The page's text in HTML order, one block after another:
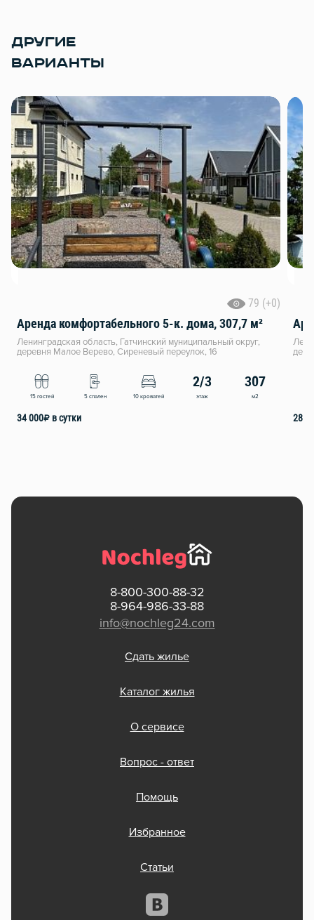
ДРУГИЕ
ВАРИАНТЫ
79 (+0)
Аренда комфортабельного 5-к. дома, 307,7 м²
Ленинградская область, Гатчинский муниципальный округ,
деревня Малое Верево, Сиреневый переулок, 16
15 гостей 5 спален 10 кроватей
2/3
этаж
307
м2
34 000₽ в сутки 28
8-800-300-88-32
8-964-986-33-88
info@nochleg24.com
Сдать жилье
Каталог жилья
О сервисе
Вопрос - ответ
Помощь
Избранное
Статьи